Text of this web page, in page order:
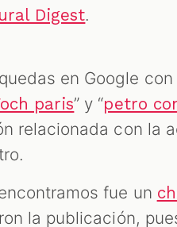
Digest.
en Google
paris” y “petro
relacionada con la
fue un
la publicación,